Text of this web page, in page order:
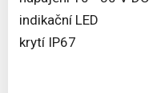
indikační LED
krytí IP67